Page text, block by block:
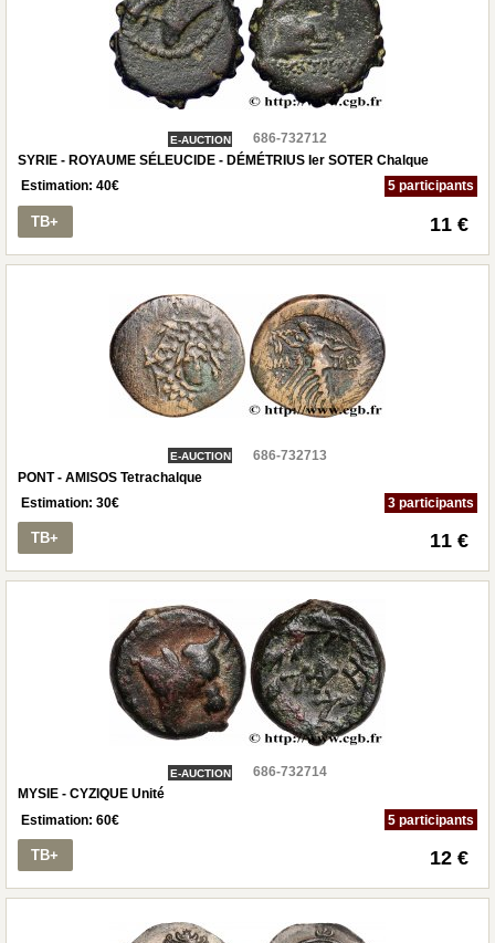
E-AUCTION
686-732712
SYRIE - ROYAUME SÉLEUCIDE - DÉMÉTRIUS Ier SOTER Chalque
Estimation: 40€ 5 participants
TB+ 11 €
E-AUCTION
686-732713
PONT - AMISOS Tetrachalque
Estimation: 30€ 3 participants
TB+ 11 €
E-AUCTION
686-732714
MYSIE - CYZIQUE Unité
Estimation: 60€ 5 participants
TB+ 12 €